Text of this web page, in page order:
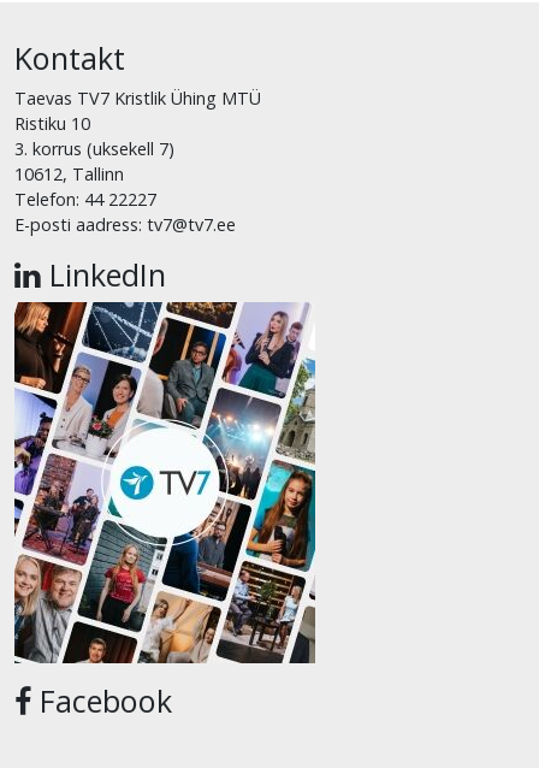
Kontakt
Taevas TV7 Kristlik Ühing MTÜ
Ristiku 10
3. korrus (uksekell 7)
10612, Tallinn
Telefon: 44 22227
E-posti aadress: tv7@tv7.ee
LinkedIn
Facebook